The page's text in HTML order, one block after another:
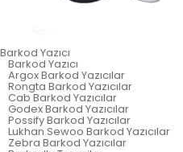
Barkod Yazıcı
Barkod Yazıcı
Argox Barkod Yazıcılar
Rongta Barkod Yazıcılar
Cab Barkod Yazıcılar
Godex Barkod Yazıcılar
Possify Barkod Yazıcılar
Lukhan Sewoo Barkod Yazıcılar
Zebra Barkod Yazıcılar